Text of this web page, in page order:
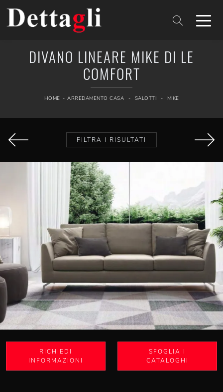
DIVANO LINEARE MIKE DI LE
COMFORT
HOME - ARREDAMENTO CASA - SALOTTI - MIKE
FILTRA I RISULTATI
RICHIEDI
INFORMAZIONI
SFOGLIA I
CATALOGHI